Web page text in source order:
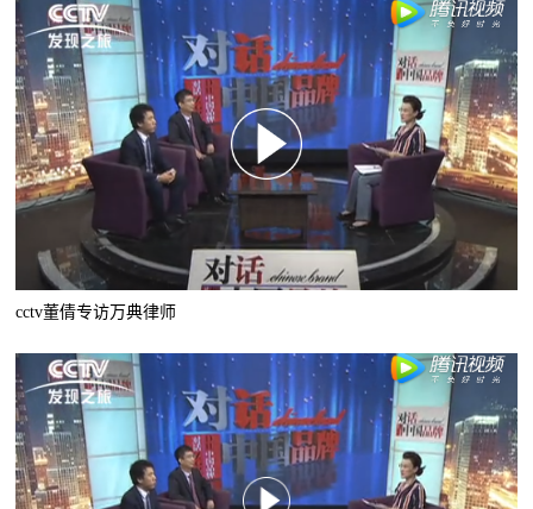
cctv董倩专访万典律师